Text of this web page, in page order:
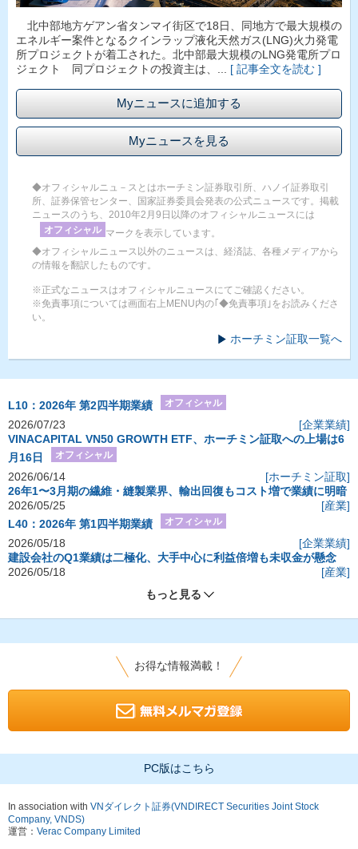
北中部地方ゲアン省タンマイ街区で18日、同地方で最大規模の
エネルギー案件となるクインラップ液化天然ガス(LNG)火力発電
所プロジェクトが着工された。北中部最大規模のLNG発電所プロ
ジェクト 同プロジェクトの投資主は、... [ 記事全文を読む ]
Myニュースに追加する
Myニュースを見る
◆オフィシャルニュ－スとはホーチミン証券取引所、ハノイ証券取引
所、証券保管センター、国家証券委員会発表の公式ニュースです。掲載
ニュースのうち、2010年2月9日以降のオフィシャルニュースには
オフィシャル マークを表示しています。
◆オフィシャルニュース以外のニュースは、経済誌、各種メディアから
の情報を翻訳したものです。
※正式なニュースはオフィシャルニュースにてご確認ください。
※免責事項については画面右上MENU内の｢◆免責事項｣をお読みくださ
い。
ホーチミン証取一覧へ
L10：2026年 第2四半期業績 オフィシャル
2026/07/23
[企業業績]
VINACAPITAL VN50 GROWTH ETF、ホーチミン証取への上場は6
月16日
オフィシャル
2026/06/14
[ホーチミン証取]
26年1〜3月期の繊維・縫製業界、輸出回復もコスト増で業績に明暗
2026/05/25
[産業]
L40：2026年 第1四半期業績
オフィシャル
2026/05/18
[企業業績]
建設会社のQ1業績は二極化、大手中心に利益倍増も未収金が懸念
2026/05/18
[産業]
もっと見る
お得な情報満載！
PC版はこちら
In association with VNダイレクト証券(VNDIRECT Securities Joint Stock
Company, VNDS)
運営： Verac Company Limited